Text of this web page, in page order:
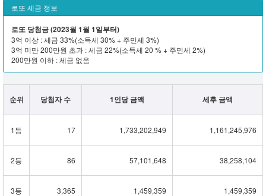
로또 세금 정보
로또 당첨금 (2023월 1월 1일부터)
3억 이상 : 세금 33%(소득세 30% + 주민세 3%)
3억 미만 200만원 초과 : 세금 22%(소득세 20 % + 주민세 2%)
200만원 이하 : 세금 없음
순위 당첨자 수 1인당 금액 세후 금액
1등 17 1,733,202,949 1,161,245,976
2등 86 57,101,648 38,258,104
3등 3,365 1,459,359 1,459,359